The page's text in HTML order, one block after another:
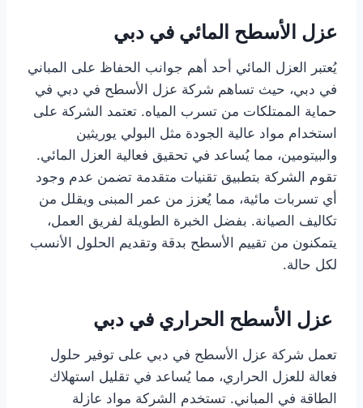
عزل الأسطح المائي في دبي
يُعتبر العزل المائي أحد أهم جوانب الحفاظ على المباني
في دبي، حيث تساهم شركة عزل الأسطح في دبي في
حماية الممتلكات من تسرب المياه. تعتمد الشركة على
استخدام مواد عالية الجودة مثل البولي يوريثين
والبيتومين، مما يُساعد في تحقيق فعالية العزل المائي.
تقوم الشركة بتطبيق تقنيات متقدمة تضمن عدم وجود
أي تسربات مائية، مما يُعزز من عمر المبنى ويقلل من
تكاليف الصيانة. بفضل الخبرة الطويلة لفريق العمل،
يتمكنون من تقييم الأسطح بدقة وتقديم الحلول الأنسب
لكل حالة.
عزل الأسطح الحراري في دبي
تعمل شركة عزل الأسطح في دبي على توفير حلول
فعالة للعزل الحراري، مما يُساعد في تقليل استهلاك
الطاقة في المباني. تستخدم الشركة مواد عازلة